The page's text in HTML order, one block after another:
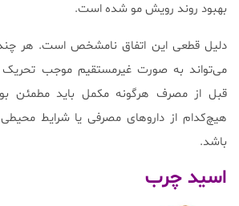
بهبود روند رویش مو شده است.
دلیل قطعی این اتفاق نامشخص است. هر
می‌تواند به صورت غیرمستقیم موجب
قبل از مصرف هرگونه مکمل باید مطمئن
هیچ‌کدام از داروهای مصرفی یا شرایط
باشد.
اسید چرب